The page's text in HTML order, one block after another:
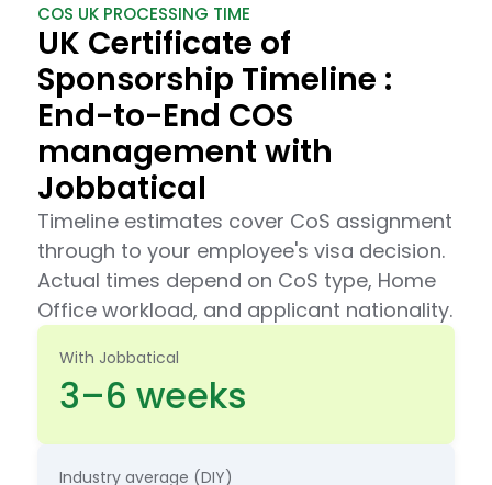
COS UK PROCESSING TIME
UK Certificate of
Sponsorship Timeline :
End-to-End COS
management with
Jobbatical
Timeline estimates cover CoS assignment
through to your employee's visa decision.
Actual times depend on CoS type, Home
Office workload, and applicant nationality.
With Jobbatical
3–6 weeks
Industry average (DIY)